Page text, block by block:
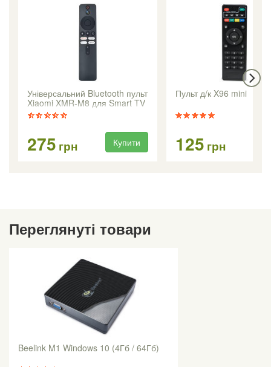
Універсальний Bluetooth пульт
Xiaomi XMR-M8 для Smart TV
і медіаплеєрів
275 грн Купити
Пульт д/к X96 mini
125 грн
Переглянуті товари
Beelink M1 Windows 10 (4Гб / 64Гб)